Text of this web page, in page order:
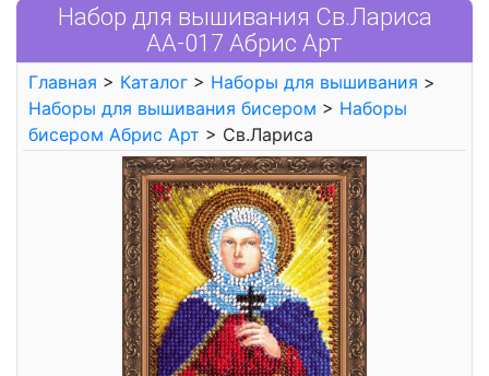
Набор для вышивания Св.Лариса
AА-017 Абрис Арт
Главная > Каталог > Наборы для вышивания >
Наборы для вышивания бисером > Наборы
бисером Абрис Арт > Св.Лариса